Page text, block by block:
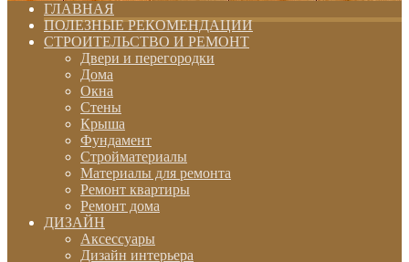
ГЛАВНАЯ
ПОЛЕЗНЫЕ РЕКОМЕНДАЦИИ
СТРОИТЕЛЬСТВО И РЕМОНТ
Двери и перегородки
Дома
Окна
Стены
Крыша
Фундамент
Стройматериалы
Материалы для ремонта
Ремонт квартиры
Ремонт дома
ДИЗАЙН
Аксессуары
Дизайн интерьера